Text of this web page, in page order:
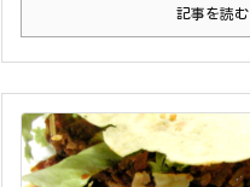
記事を読む